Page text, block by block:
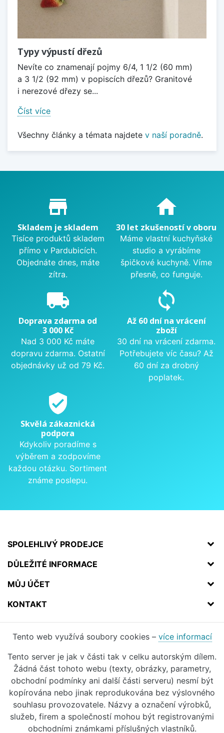
Typy výpustí dřezů
Nevíte co znamenají pojmy 6/4, 1 1/2 (60 mm)
a 3 1/2 (92 mm) v popiscích dřezů? Granitové
i nerezové dřezy se...
Číst více
Všechny články a témata najdete v naší poradně.
Proč nakupovat u nás?
store_mall_directory
Skladem je skladem
Tisíce produktů skladem
přímo v Pardubicích.
Objednáte dnes, máte
zítra.
home
30 let zkušeností v oboru
Máme vlastní kuchyňské
studio a vyrábíme
špičkové kuchyně. Víme
přesně, co funguje.
local_shipping
Doprava zdarma od
3 000 Kč
Nad 3 000 Kč máte
dopravu zdarma. Ostatní
objednávky už od 79 Kč.
sync
Až 60 dní na vrácení
zboží
30 dní na vrácení zdarma.
Potřebujete víc času? Až
60 dní za drobný
poplatek.
verified_user
Skvělá zákaznická
podpora
Kdykoliv poradíme s
výběrem a zodpovíme
každou otázku. Sortiment
známe poslepu.
SPOLEHLIVÝ PRODEJCE
DŮLEŽITÉ INFORMACE
MŮJ ÚČET
KONTAKT
Tento web využívá soubory cookies – více informací
Tento server je jak v části tak v celku autorským dílem.
Žádná část tohoto webu (texty, obrázky, parametry,
obchodní podmínky ani další části serveru) nesmí být
kopírována nebo jinak reprodukována bez výslovného
souhlasu provozovatele. Názvy a označení výrobků,
služeb, firem a společností mohou být registrovanými
obchodními známkami příslušných vlastníků.